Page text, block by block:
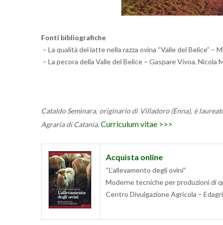
Fonti bi­blio­gra­fi­che
– La qua­li­tà del latte nella razza ovina “Valle del Be­li­ce” –
– La pe­co­ra della Valle del Be­li­ce – Ga­spa­re Vivoa, Ni­co­la
Ca­tal­do Se­mi­na­ra, ori­gi­na­rio di Vil­la­do­ro (Enna), è
Agra­ria di Ca­ta­nia.Cur­ri­cu­lum vitae >>>
Ac­qui­sta on­li­ne
“L’al­le­va­men­to degli ovini”
Mo­der­ne tec­ni­che per pro­du­zio­ni di
Cen­tro Di­vul­ga­zio­ne Agri­co­la –